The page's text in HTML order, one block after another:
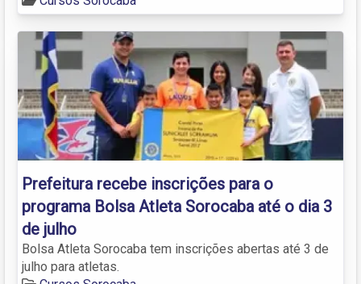
Prefeitura recebe inscrições para o
programa Bolsa Atleta Sorocaba até o dia 3
de julho
Bolsa Atleta Sorocaba tem inscrições abertas até 3 de
julho para atletas.